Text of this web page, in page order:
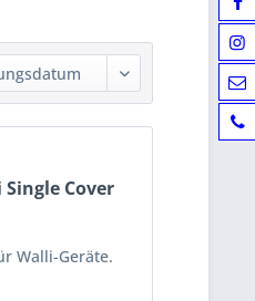
Single Cover
Walli-Geräte.